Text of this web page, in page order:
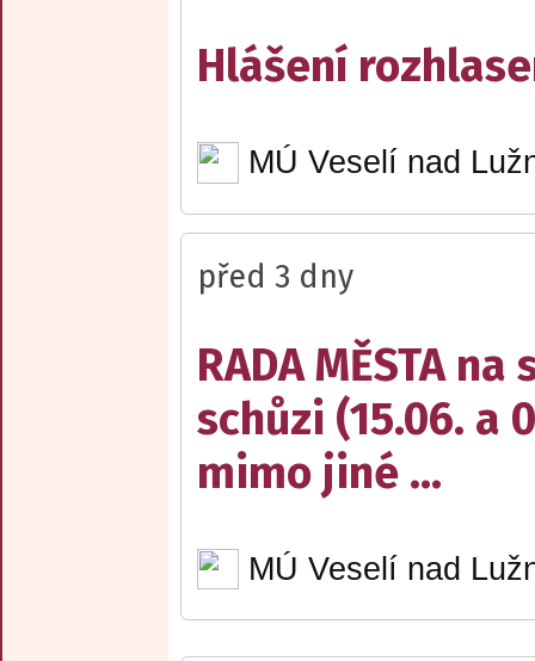
Hlášení
MÚ Veselí nad
před 3 dny
RADA MĚSTA na
schůzi (15.06. a
mimo jiné ...
MÚ Veselí nad